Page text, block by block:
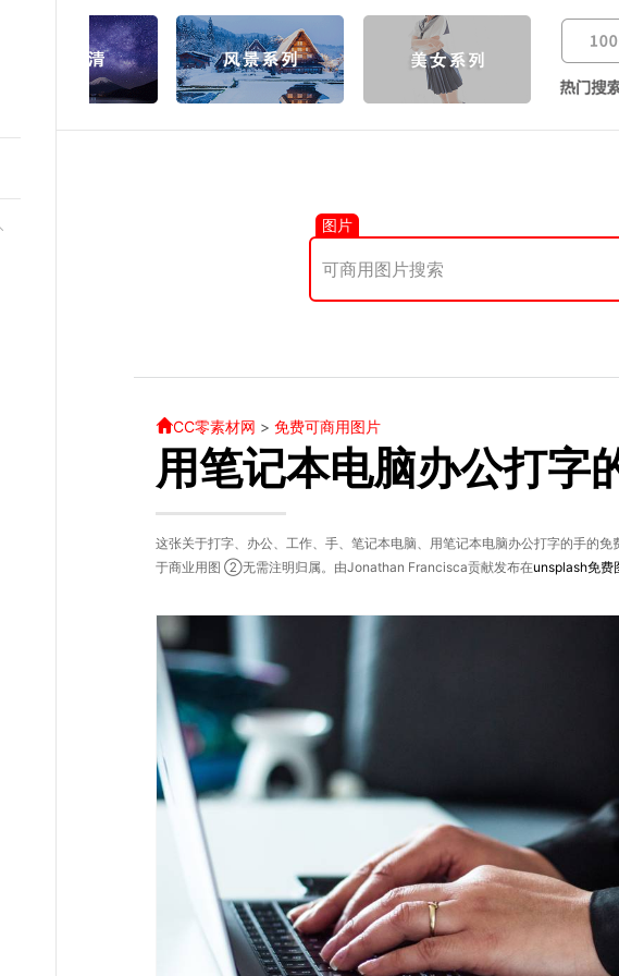
图片
CC零素材网 > 免费可商用图片
用笔记本电脑办公打字
这张关于打字、办公、工作、手、笔记本电脑、用笔记本电脑办公打字的手
于商业用图 ②无需注明归属。由Jonathan Francisca贡献发布在unsplash免费